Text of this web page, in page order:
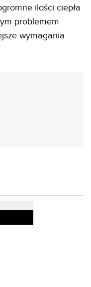
ilości ciepła
problemem
wymagania